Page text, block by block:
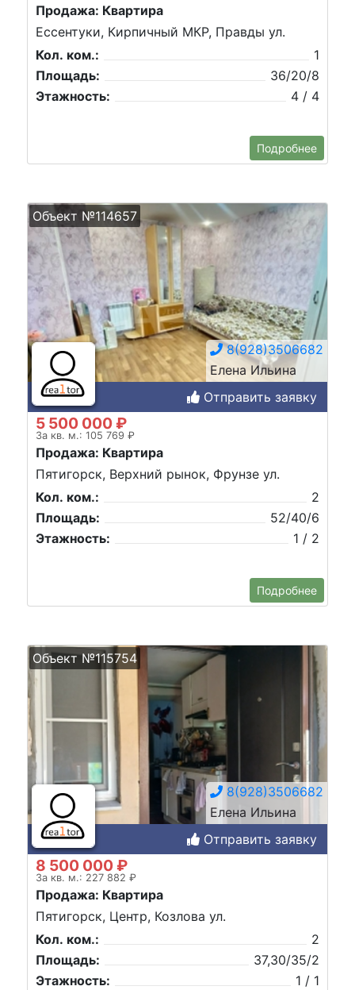
Продажа: Квартира
Ессентуки, Кирпичный МКР, Правды ул.
Кол. ком.:
1
Площадь:
36/20/8
Этажность:
4 / 4
Подробнее
Объект №114657
8(928)3506682
Елена Ильина
Отправить заявку
5 500 000 ₽
За кв. м.: 105 769 ₽
Продажа: Квартира
Пятигорск, Верхний рынок, Фрунзе ул.
Кол. ком.:
2
Площадь:
52/40/6
Этажность:
1 / 2
Подробнее
Объект №115754
8(928)3506682
Елена Ильина
Отправить заявку
8 500 000 ₽
За кв. м.: 227 882 ₽
Продажа: Квартира
Пятигорск, Центр, Козлова ул.
Кол. ком.:
2
Площадь:
37,30/35/2
Этажность:
1 / 1